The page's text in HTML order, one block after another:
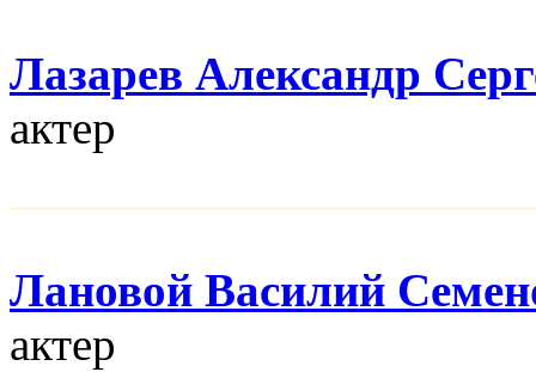
Лазарев Александр
актер
Лановой Василий
актер